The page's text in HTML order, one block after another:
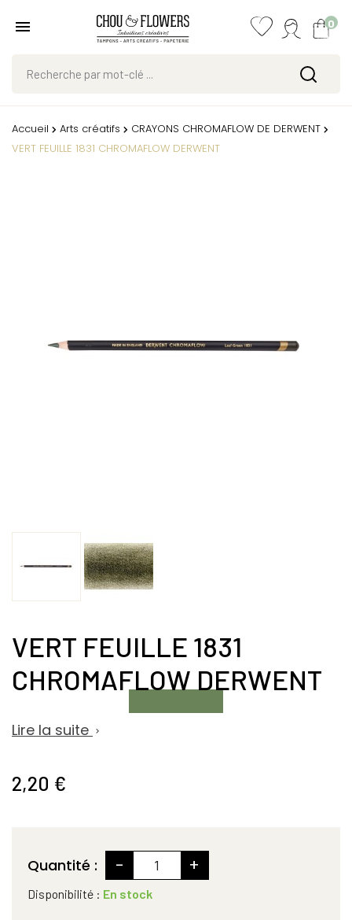
0
Accueil Arts créatifs
CRAYONS CHROMAFLOW DE DERWENT
VERT FEUILLE 1831 CHROMAFLOW DERWENT
VERT FEUILLE 1831
CHROMAFLOW DERWENT
Lire la suite 
2,20 €
Quantité : - +
Disponibilité : En stock